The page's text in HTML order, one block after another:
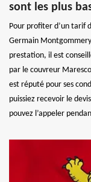
sont les plus
Pour profiter d’un tarif
Germain
prestation, il est
par le couvreur
est réputé pour ses
puissiez recevoir le
pouvez l’appeler